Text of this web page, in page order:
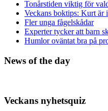
Tonårstiden viktig för
Veckans boktips: Kurt är
Fler unga fågelskådar
Experter tycker att barn
Humlor oväntat bra på
News of the day
Veckans nyhetsquiz